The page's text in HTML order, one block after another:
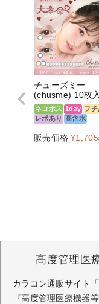
チューズミー
(chusme) 10枚入
ネコポス 1day フチ
レポあり 高含水
販売価格 ¥1,705
高度管理医
カラコン通販サイト
『高度管理医療機器